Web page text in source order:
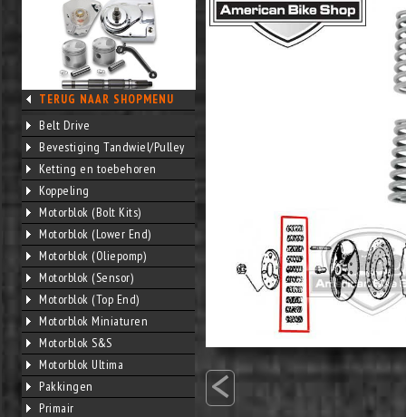
TERUG NAAR SHOPMENU
Belt Drive
Bevestiging Tandwiel/Pulley
Ketting en toebehoren
Koppeling
Motorblok (Bolt Kits)
Motorblok (Lower End)
Motorblok (Oliepomp)
Motorblok (Sensor)
Motorblok (Top End)
Motorblok Miniaturen
Motorblok S&S
Motorblok Ultima
Pakkingen
Primair
<